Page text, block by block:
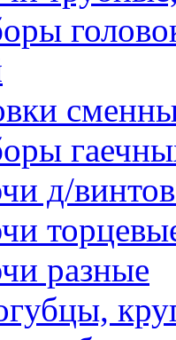
д/
разные